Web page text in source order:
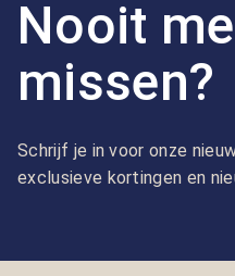
Nooit
missen?
Schrijf je in voor onze
exclusieve kortingen en